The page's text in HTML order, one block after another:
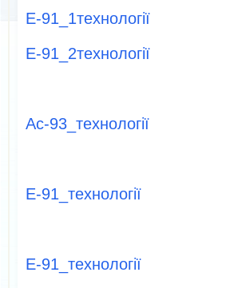
Е-91_1технології
Е-91_2технології
Ас-93_технології
Е-91_технології
Е-91_технології